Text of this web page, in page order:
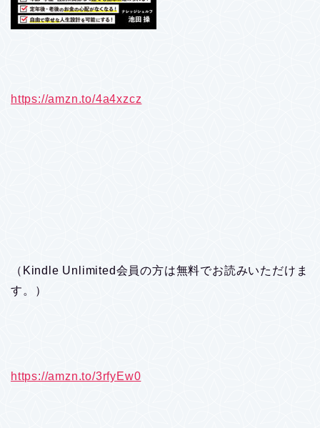
https://amzn.to/4a4xzcz
（Kindle Unlimited会員の方は無料でお読みいただけま
す。）
https://amzn.to/3rfyEw0